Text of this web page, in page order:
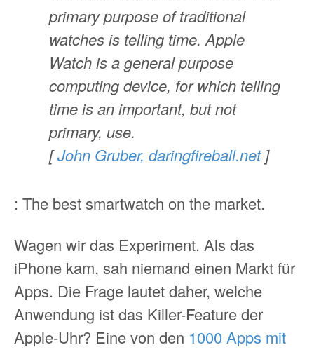
primary purpose of traditional
watches is telling time. Apple
Watch is a general purpose
computing device, for which telling
time is an important, but not
primary, use.
[John Gruber, daringfireball.net]
: The best smartwatch on the market.
Wagen wir das Experiment. Als das
iPhone kam, sah niemand einen Markt für
Apps. Die Frage lautet daher, welche
Anwendung ist das Killer-Feature der
Apple-Uhr? Eine von den 1000 Apps mit